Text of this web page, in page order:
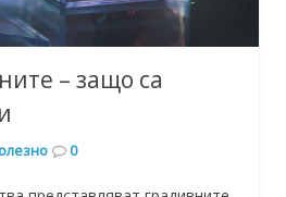
– защо са
0